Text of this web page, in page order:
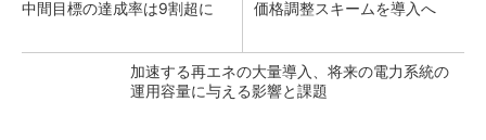
中間目標の達成率は9割超に
価格調整スキームを導入へ
加速する再エネの大量導入、将来の電力系統の
運用容量に与える影響と課題